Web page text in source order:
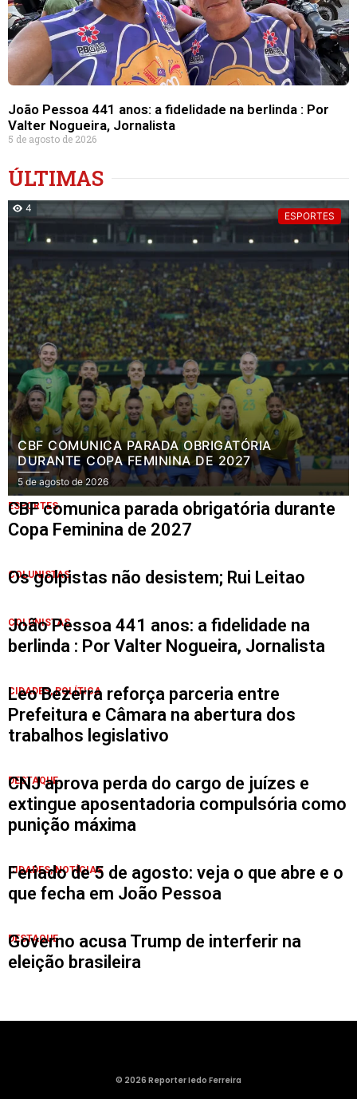
João Pessoa 441 anos: a fidelidade na berlinda : Por
Valter Nogueira, Jornalista
5 de agosto de 2026
ÚLTIMAS
4
ESPORTES
CBF COMUNICA PARADA OBRIGATÓRIA
DURANTE COPA FEMININA DE 2027
5 de agosto de 2026
ESPORTES
CBF comunica parada obrigatória durante
Copa Feminina de 2027
COLUNISTAS
Os golpistas não desistem; Rui Leitao
COLUNISTAS
João Pessoa 441 anos: a fidelidade na
berlinda : Por Valter Nogueira, Jornalista
CIDADES,POLÍTICA
Leo Bezerra reforça parceria entre
Prefeitura e Câmara na abertura dos
trabalhos legislativo
DESTAQUE
CNJ aprova perda do cargo de juízes e
extingue aposentadoria compulsória como
punição máxima
CIDADES, NOTÍCIAS
Feriado de 5 de agosto: veja o que abre e o
que fecha em João Pessoa
DESTAQUE
Governo acusa Trump de interferir na
eleição brasileira
© 2026 Reporter Iedo Ferreira